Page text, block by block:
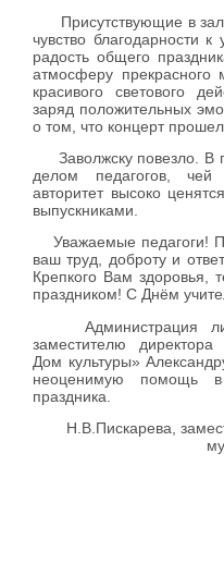
Присутствующие в зале
чувство благодарности
радость общего
атмосферу прекрасного
красивого светового
заряд положительных
о том, что концерт
Заволжску повезло. В
делом педагогов, чей
авторитет высоко
выпускниками.
Уважаемые педагоги!
ваш труд, доброту и
Крепкого Вам здоровья,
праздником! С Днём
Администрация
заместителю
Дом культуры»
неоценимую помощь в
праздника.
Н.В.Пискарева,